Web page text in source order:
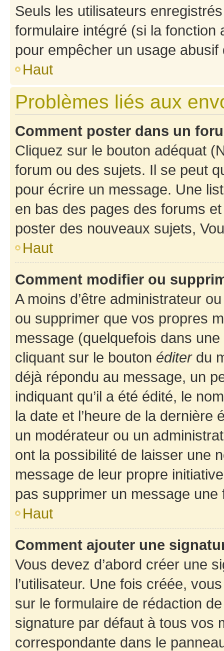
Seuls les utilisateurs
formulaire intégré (si la fonction
pour empêcher un usage
Haut
Problèmes liés aux
Comment poster dans un
Cliquez sur le bouton adéquat
forum ou des sujets. Il se peut
pour écrire un message. Une
en bas des pages des forums
poster des nouveaux sujets,
Haut
Comment modifier ou
A moins d’être administrateur
ou supprimer que vos propres
message (quelquefois dans
cliquant sur le bouton éditerdu
déjà répondu au message, un
indiquant qu’il a été édité, le
la date et l’heure de la dernière
un modérateur ou un
ont la possibilité de laisser une
message de leur propre
pas supprimer un message une
Haut
Comment ajouter une
Vous devez d’abord créer une
l’utilisateur. Une fois créée,
sur le formulaire de rédaction
signature par défaut à tous vos
correspondante dans le